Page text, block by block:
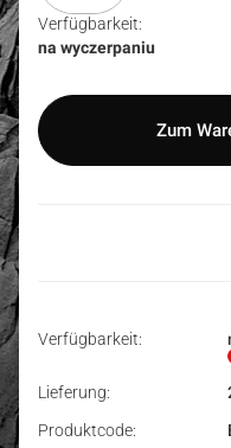
Verfügbarkeit:
na wyczerpaniu
Zum
Verfügbarkeit:
Lieferung:
Produktcode: